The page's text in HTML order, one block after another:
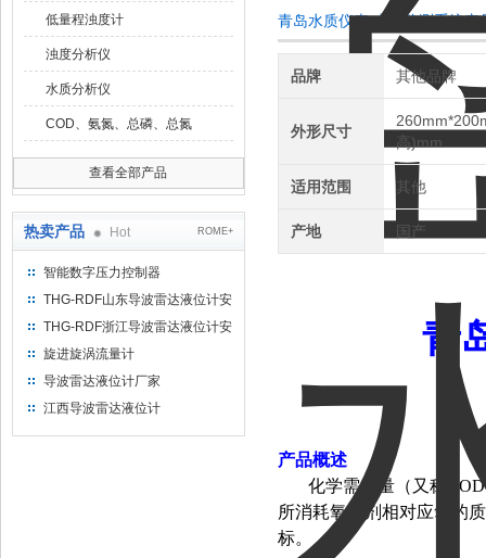
低量程浊度计
浊度分析仪
水质分析仪
COD、氨氮、总磷、总氮
查看全部产品
热卖产品 Hot ROME+
智能数字压力控制器
THG-RDF山东导波雷达液位计安
装方法
THG-RDF浙江导波雷达液位计安
装方法
旋进旋涡流量计
导波雷达液位计厂家
江西导波雷达液位计
青岛水质仪表 水质监测系统产
品牌 其他品牌
外形尺寸
高)mm
适用范围 其他
产地 国产
青
产品概述
化学需氧量（又称
所消耗氧化剂相对应氧的
标。